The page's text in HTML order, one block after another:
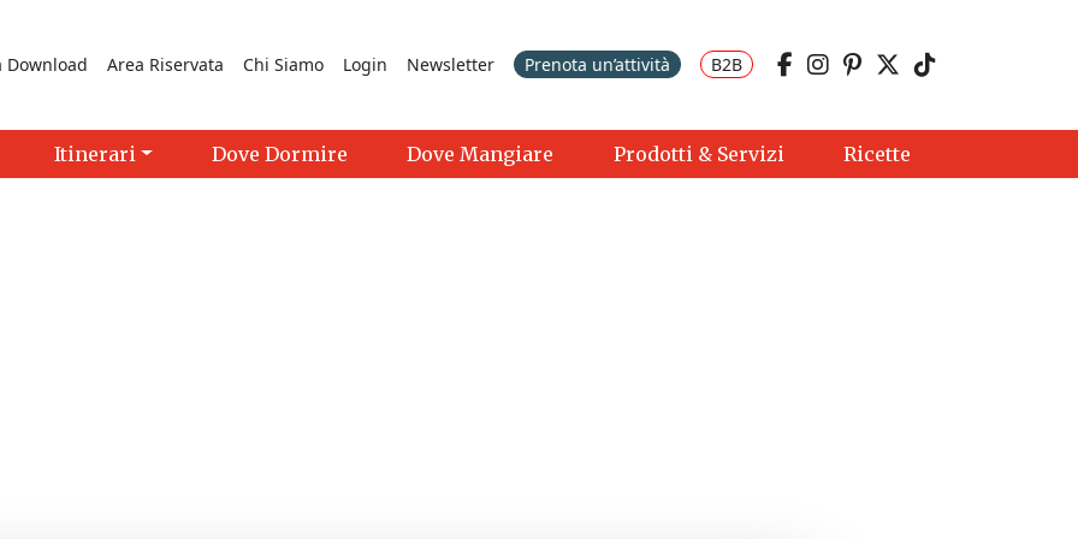
Download Area Riservata Chi Siamo Login Newsletter Prenota un’attività B2B
Itinerari Dove Dormire Dove Mangiare Prodotti & Servizi Ricette